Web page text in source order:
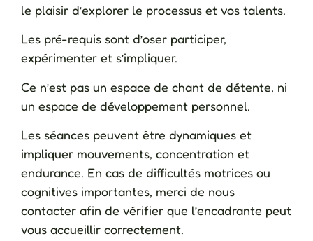
le plaisir d’explorer le processus et vos talents.
Les pré-requis sont d’oser participer,
expérimenter et s’impliquer.
Ce n’est pas un espace de chant de détente, ni
un espace de développement personnel.
Les séances peuvent être dynamiques et
impliquer mouvements, concentration et
endurance. En cas de difficultés motrices ou
cognitives importantes, merci de nous
contacter afin de vérifier que l’encadrante peut
vous accueillir correctement.